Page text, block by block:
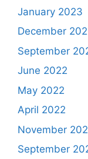
January 2023
December
September
June 2022
May 2022
April 2022
November
September